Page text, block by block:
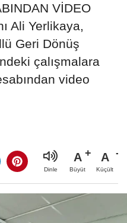
VİDEO
Ali Yerlikaya,
Geri Dönüş
çalışmalara
video
Dinle
A
Büyüt
A
Küçült